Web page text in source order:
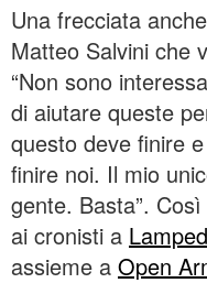
Una frecciata
Matteo Salvini che
“Non sono
di aiutare queste
questo deve finire
finire noi. Il mio
gente. Basta”.
ai cronisti a
assieme a Open